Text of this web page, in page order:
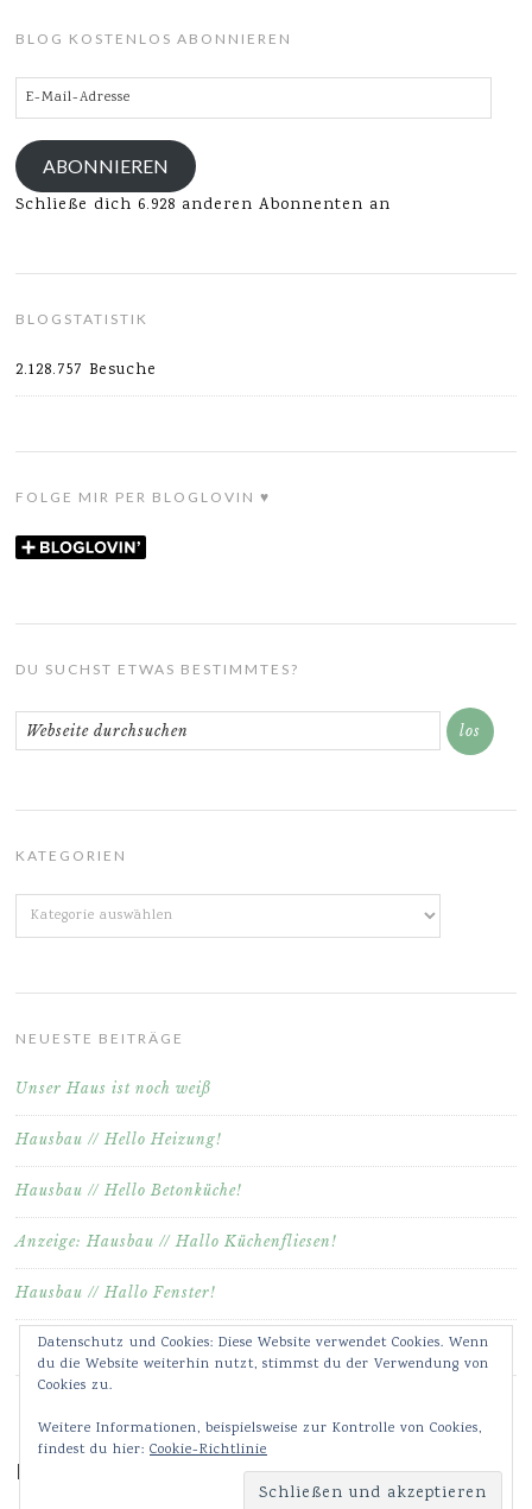
BLOG KOSTENLOS ABONNIEREN
E-
Mail-
Adresse
ABONNIEREN
Schließe dich 6.928 anderen Abonnenten an
BLOGSTATISTIK
2.128.757 Besuche
FOLGE MIR PER BLOGLOVIN ♥
DU SUCHST ETWAS BESTIMMTES?
KATEGORIEN
Kategorien
NEUESTE BEITRÄGE
Unser Haus ist noch weiß
Hausbau // Hello Heizung!
Hausbau // Hello Betonküche!
Anzeige: Hausbau // Hallo Küchenfliesen!
Hausbau // Hallo Fenster!
Meine Bilder & Videos auf Instagram ♥
Datenschutz und Cookies: Diese Website verwendet Cookies. Wenn
du die Website weiterhin nutzt, stimmst du der Verwendung von
Cookies zu.
Weitere Informationen, beispielsweise zur Kontrolle von Cookies,
findest du hier: Cookie-Richtlinie